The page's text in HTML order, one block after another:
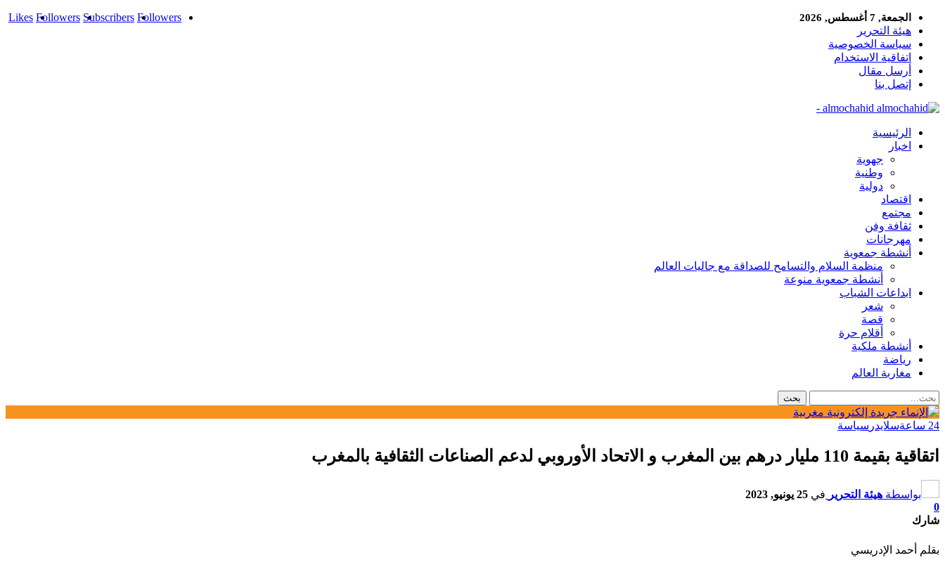
Likes Followers Subscribers Followers الجمعة, 7 أغسطس, 2026
هيئة التحرير
سياسة الخصوصية
اتفاقية الاستخدام
أرسل مقال
إتصل بنا
almochahid -
الرئيسية
اخبار
جهوية
وطنية
دولية
اقتصاد
مجتمع
ثقافة وفن
مهرجانات
أنشطة جمعوية
منظمة السلام والتسامح للصداقة مع جاليات العالم
أنشطة جمعوية منوعة
ابداعات الشباب
شعر
قصة
أقلام حرة
أنشطة ملكية
رياضة
مغاربة العالم
24 ساعة سلايدر سياسة
اتقاقية بقيمة 110 مليار درهم بين المغرب و الاتحاد الأوروبي لدعم الصناعات الثقافية بالمغرب
بواسطة هيئة التحرير في 25 يونيو, 2023
0
شارك
بقلم أحمد الإدريسي